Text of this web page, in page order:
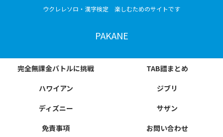
ウクレレソロ・漢字検定 楽しむためのサイトです
PAKANE
完全無課金バトルに挑戦
TAB譜まとめ
ハワイアン
ジブリ
ディズニー
サザン
免責事項
お問い合わせ